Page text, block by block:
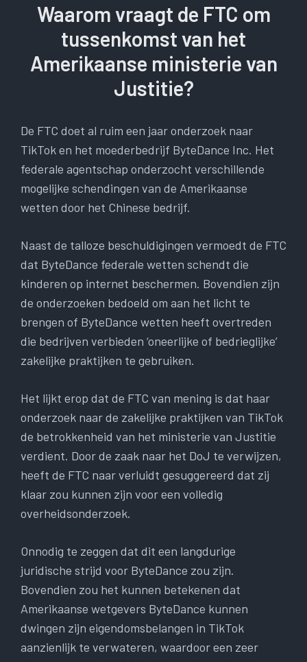
Waarom vraagt ​​de FTC om
tussenkomst van het
Amerikaanse ministerie van
Justitie?
De FTC doet al ruim een ​​jaar onderzoek naar
TikTok en het moederbedrijf ByteDance Inc. Het
federale agentschap onderzocht verschillende
mogelijke schendingen van de Amerikaanse
wetten door het Chinese bedrijf.
Naast de talloze beschuldigingen vermoedt de FTC
dat ByteDance federale wetten schendt die
kinderen op internet beschermen. Bovendien zijn
de onderzoeken bedoeld om aan het licht te
brengen of ByteDance wetten heeft overtreden
die bedrijven verbieden ‘oneerlijke of bedrieglijke’
zakelijke praktijken te gebruiken.
Het lijkt erop dat de FTC van mening is dat haar
onderzoek naar de zakelijke praktijken van TikTok
de betrokkenheid van het ministerie van Justitie
verdient. Door de zaak naar het DoJ te verwijzen,
heeft de FTC naar verluidt gesuggereerd dat zij
klaar zou kunnen zijn voor een volledig
overheidsonderzoek.
Onnodig te zeggen dat dit een langdurige
juridische strijd voor ByteDance zou zijn.
Bovendien zou het kunnen betekenen dat
Amerikaanse wetgevers ByteDance kunnen
dwingen zijn eigendomsbelangen in TikTok
aanzienlijk te verwateren, waardoor een zeer